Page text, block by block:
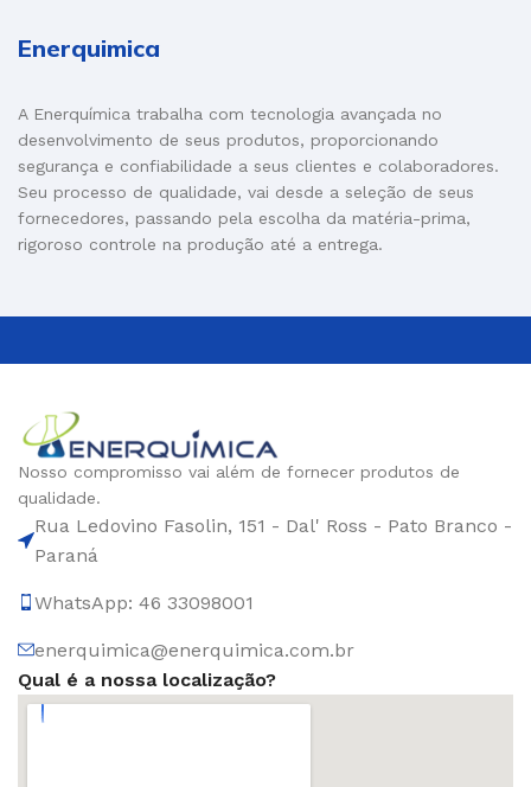
Enerquimica
A Enerquímica trabalha com tecnologia avançada no
desenvolvimento de seus produtos, proporcionando
segurança e confiabilidade a seus clientes e colaboradores.
Seu processo de qualidade, vai desde a seleção de seus
fornecedores, passando pela escolha da matéria-prima,
rigoroso controle na produção até a entrega.
Nosso compromisso vai além de fornecer produtos de
qualidade.
Rua Ledovino Fasolin, 151 - Dal' Ross - Pato Branco -
Paraná
WhatsApp: 46 33098001
enerquimica@enerquimica.com.br
Qual é a nossa localização?